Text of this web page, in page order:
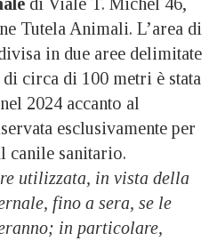
Tutela Animali. L’area di
in due aree delimitate
circa di 100 metri è stata
2024 accanto al
esclusivamente per
canile sanitario.
utilizzata, in vista della
fino a sera, se le
in particolare,